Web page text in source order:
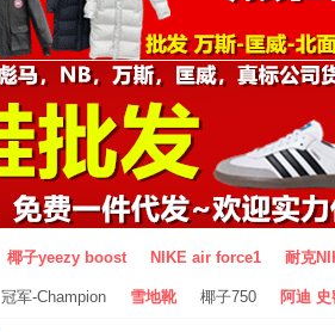
椰子yeezy boost NIKE air force1 耐克
冠军-Champion 雪地靴 椰子750 阿迪